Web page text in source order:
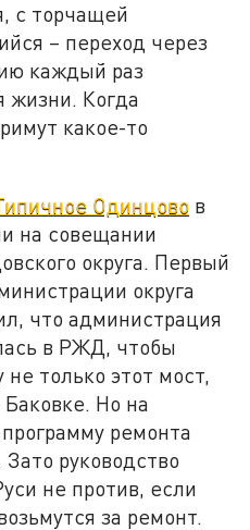
с торчащей
– переход через
каждый раз
жизни. Когда
какое-то
Одинцово в
на совещании
округа. Первый
округа
что администрация
в РЖД, чтобы
только этот мост,
Но на
ремонта
руководство
не против, если
за ремонт.